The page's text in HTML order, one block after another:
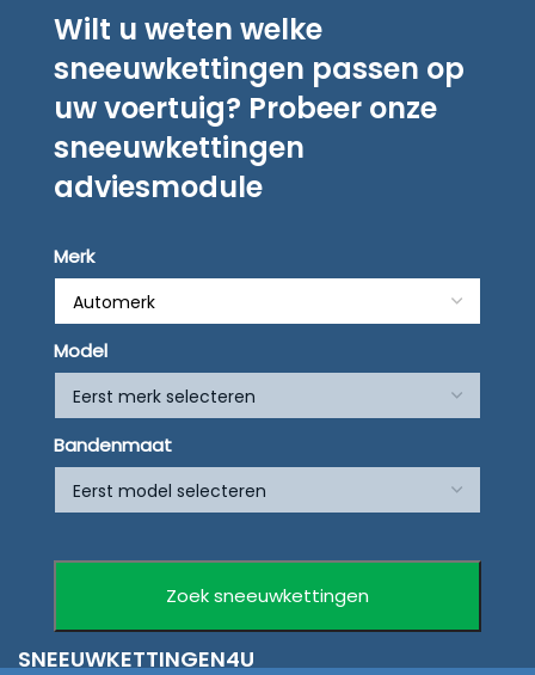
Wilt u weten welke
sneeuwkettingen passen op
uw voertuig? Probeer onze
sneeuwkettingen
adviesmodule
Merk
Model
Bandenmaat
SNEEUWKETTINGEN4U